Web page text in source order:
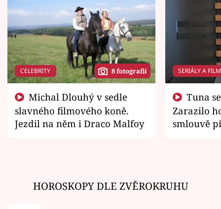
CELEBRITY 8 fotografií
slavného filmového koně.
Jezdil na něm i Draco Malfoy
SERIÁLY A
Zarazilo
smlouvě
HOROSKOPY DLE ZVĚROKRUHU